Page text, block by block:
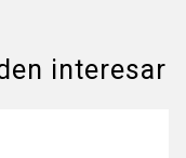
interesar